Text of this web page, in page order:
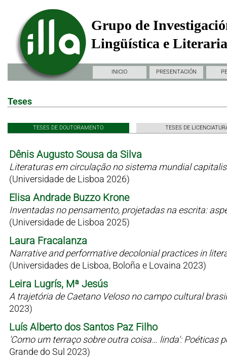
Grupo de
Lingüística e
INICIO PRESENTACIÓN
Teses
TESES DE DOUTORAMENTO TESES DE
Dênis Augusto Sousa da Silva
Literaturas em circulação no sistema mundial
(Universidade de Lisboa 2026)
Elisa Andrade Buzzo Krone
Inventadas no pensamento, projetadas na escrita:
(Universidade de Lisboa 2025)
Laura Fracalanza
Narrative and performative decolonial practices in
(Universidades de Lisboa, Boloña e Lovaina 2023)
Leira Lugrís, Mª Jesús
A trajetória de Caetano Veloso no campo cultural
2023)
Luís Alberto dos Santos Paz Filho
'Como um terraço sobre outra coisa… linda': Poéticas
Grande do Sul 2023)